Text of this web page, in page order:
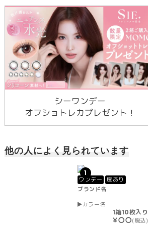
シーワンデー
オフショトレカプレゼント！
他の人によく見られています
1
ワンデー
度あり
ブランド名
カラー名
1箱10枚入り
￥〇〇(税込)